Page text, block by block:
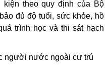
theo quy định của Bộ
đủ độ tuổi, sức khỏe, hồ
trình học và thi sát hạch
người nước ngoài cư trú